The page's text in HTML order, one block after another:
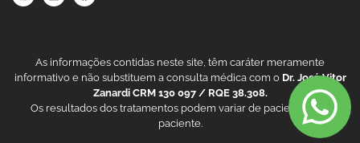
As informações contidas neste site, têm caráter meramente
informativo e não substituem a consulta médica com o Dr. José Vitor
Zanardi CRM 130 097 / RQE 38.308.
Os resultados dos tratamentos podem variar de paciente para
paciente.